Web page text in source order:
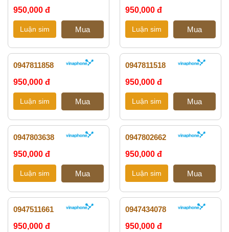
950,000 đ
950,000 đ
0947811858
950,000 đ
0947811518
950,000 đ
0947803638
950,000 đ
0947802662
950,000 đ
0947511661
950,000 đ
0947434078
950,000 đ